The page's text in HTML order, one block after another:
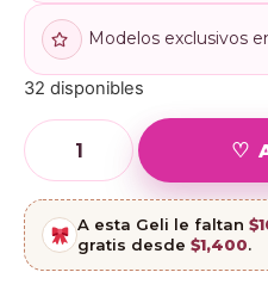
Modelos exclusivos
32 disponibles
A esta Geli le faltan $
gratis desde $1,400.